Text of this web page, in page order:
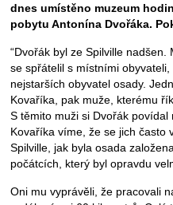
dnes umístěno muzeum
pobytu Antonína Dvořáka.
“Dvořák byl ze Spilville
se spřátelil s místními
nejstarších obyvatel osady.
Kovaříka, pak muže, kterému
S těmito muži si Dvořák
Kovaříka víme, že se jich často
Spilville, jak byla osada
počátcích, který byl opravdu
Oni mu vyprávěli, že pracovali